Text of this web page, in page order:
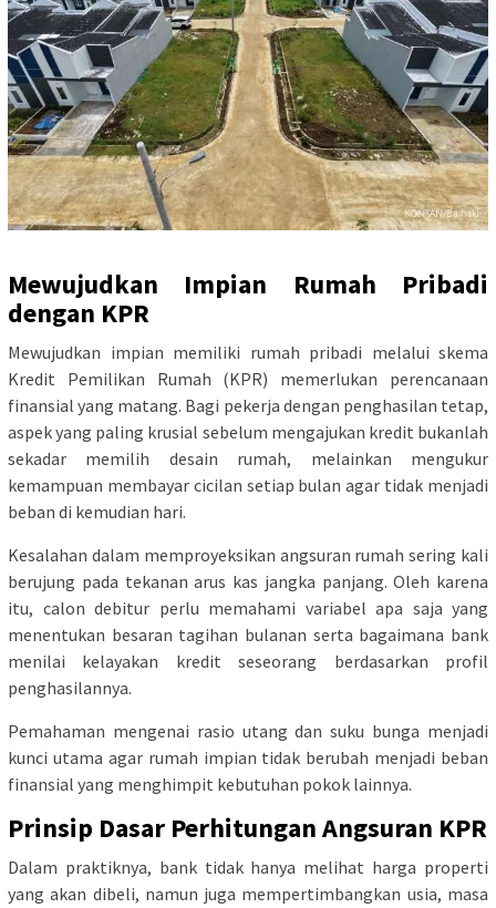
Mewujudkan Impian Rumah Pribadi
dengan KPR
Mewujudkan impian memiliki rumah pribadi melalui skema
Kredit Pemilikan Rumah (KPR) memerlukan perencanaan
finansial yang matang. Bagi pekerja dengan penghasilan tetap,
aspek yang paling krusial sebelum mengajukan kredit bukanlah
sekadar memilih desain rumah, melainkan mengukur
kemampuan membayar cicilan setiap bulan agar tidak menjadi
beban di kemudian hari.
Kesalahan dalam memproyeksikan angsuran rumah sering kali
berujung pada tekanan arus kas jangka panjang. Oleh karena
itu, calon debitur perlu memahami variabel apa saja yang
menentukan besaran tagihan bulanan serta bagaimana bank
menilai kelayakan kredit seseorang berdasarkan profil
penghasilannya.
Pemahaman mengenai rasio utang dan suku bunga menjadi
kunci utama agar rumah impian tidak berubah menjadi beban
finansial yang menghimpit kebutuhan pokok lainnya.
Prinsip Dasar Perhitungan Angsuran KPR
Dalam praktiknya, bank tidak hanya melihat harga properti
yang akan dibeli, namun juga mempertimbangkan usia, masa